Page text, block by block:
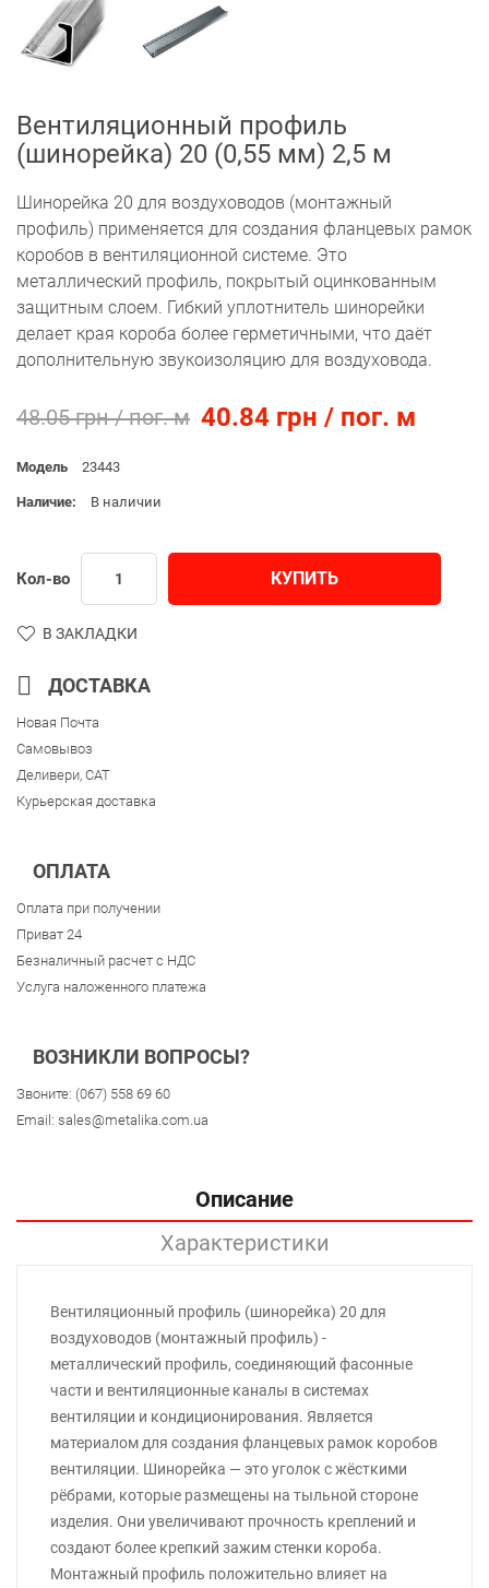
Вентиляционный профиль
(шинорейка) 20 (0,55 мм) 2,5 м
Шинорейка 20 для воздуховодов (монтажный
профиль) применяется для создания фланцевых рамок
коробов в вентиляционной системе. Это
металлический профиль, покрытый оцинкованным
защитным слоем. Гибкий уплотнитель шинорейки
делает края короба более герметичными, что даёт
дополнительную звукоизоляцию для воздуховода.
40.84 грн / пог. м
48.05 грн / пог. м
Модель 23443
Наличие: В наличии
Кол-во КУПИТЬ
В ЗАКЛАДКИ
ДОСТАВКА
Новая Почта
Самовывоз
Деливери, CAT
Курьерская доставка
ОПЛАТА
Оплата при получении
Приват 24
Безналичный расчет с НДС
Услуга наложенного платежа
ВОЗНИКЛИ ВОПРОСЫ?
Звоните: (067) 558 69 60
Email: sales@metalika.com.ua
Описание
Характеристики
Вентиляционный профиль (шинорейка) 20 для
воздуховодов (монтажный профиль) -
металлический профиль, соединяющий фасонные
части и вентиляционные каналы в системах
вентиляции и кондиционирования. Является
материалом для создания фланцевых рамок коробов
вентиляции. Шинорейка — это уголок с жёсткими
рёбрами, которые размещены на тыльной стороне
изделия. Они увеличивают прочность креплений и
создают более крепкий зажим стенки короба.
Монтажный профиль положительно влияет на